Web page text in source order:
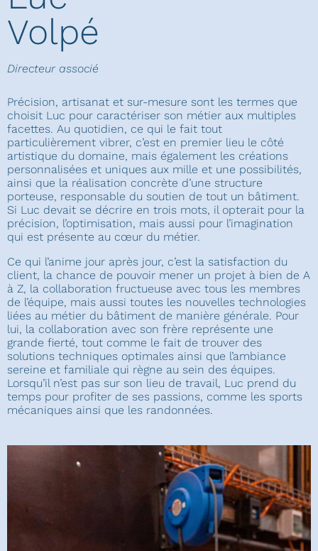
Volpé
Directeur associé
Précision, artisanat et sur-mesure sont les termes que
choisit Luc pour caractériser son métier aux multiples
facettes. Au quotidien, ce qui le fait tout
particulièrement vibrer, c’est en premier lieu le côté
artistique du domaine, mais également les créations
personnalisées et uniques aux mille et une possibilités,
ainsi que la réalisation concrète d’une structure
porteuse, responsable du soutien de tout un bâtiment.
Si Luc devait se décrire en trois mots, il opterait pour la
précision, l’optimisation, mais aussi pour l’imagination
qui est présente au cœur du métier.
Ce qui l’anime jour après jour, c’est la satisfaction du
client, la chance de pouvoir mener un projet à bien de A
à Z, la collaboration fructueuse avec tous les membres
de l’équipe, mais aussi toutes les nouvelles technologies
liées au métier du bâtiment de manière générale. Pour
lui, la collaboration avec son frère représente une
grande fierté, tout comme le fait de trouver des
solutions techniques optimales ainsi que l’ambiance
sereine et familiale qui règne au sein des équipes.
Lorsqu’il n’est pas sur son lieu de travail, Luc prend du
temps pour profiter de ses passions, comme les sports
mécaniques ainsi que les randonnées.